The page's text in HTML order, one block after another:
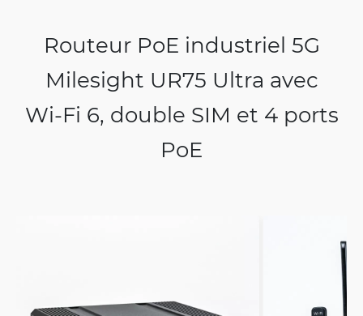
Routeur PoE industriel 5G
Milesight UR75 Ultra avec
Wi‑Fi 6, double SIM et 4 ports
PoE